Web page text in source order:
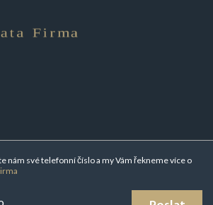
nám své telefonní číslo a my Vám řekneme více o